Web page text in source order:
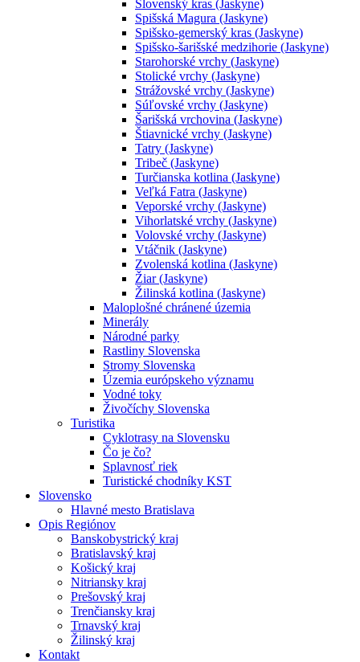
Slovenský kras (Jaskyne)
Spišská Magura (Jaskyne)
Spišsko-gemerský kras (Jaskyne)
Spišsko-šarišské medzihorie (Jaskyne)
Starohorské vrchy (Jaskyne)
Stolické vrchy (Jaskyne)
Strážovské vrchy (Jaskyne)
Súľovské vrchy (Jaskyne)
Šarišská vrchovina (Jaskyne)
Štiavnické vrchy (Jaskyne)
Tatry (Jaskyne)
Tribeč (Jaskyne)
Turčianska kotlina (Jaskyne)
Veľká Fatra (Jaskyne)
Veporské vrchy (Jaskyne)
Vihorlatské vrchy (Jaskyne)
Volovské vrchy (Jaskyne)
Vtáčnik (Jaskyne)
Zvolenská kotlina (Jaskyne)
Žiar (Jaskyne)
Žilinská kotlina (Jaskyne)
Maloplošné chránené územia
Minerály
Národné parky
Rastliny Slovenska
Stromy Slovenska
Územia európskeho významu
Vodné toky
Živočíchy Slovenska
Turistika
Cyklotrasy na Slovensku
Čo je čo?
Splavnosť riek
Turistické chodníky KST
Slovensko
Hlavné mesto Bratislava
Opis Regiónov
Banskobystrický kraj
Bratislavský kraj
Košický kraj
Nitriansky kraj
Prešovský kraj
Trenčiansky kraj
Trnavský kraj
Žilinský kraj
Kontakt